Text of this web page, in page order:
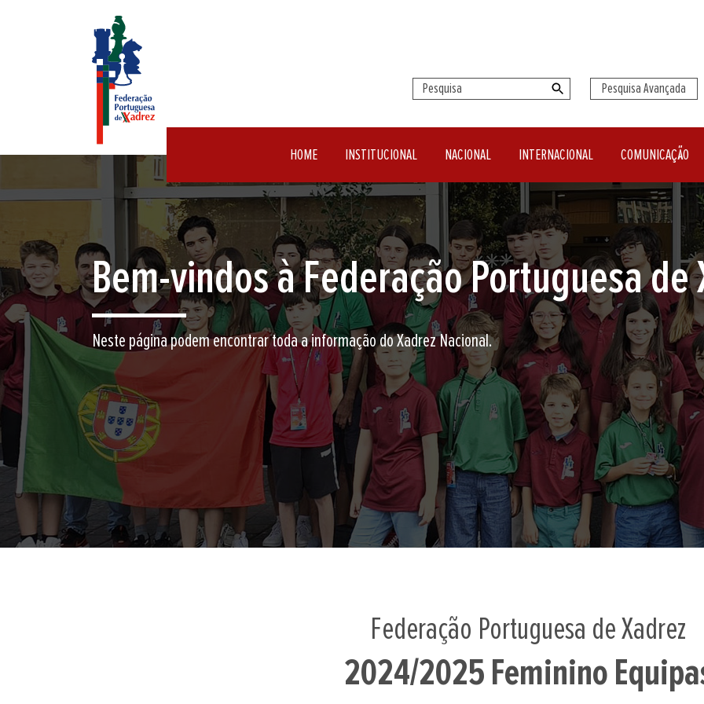
Pesquisa Avançada
HOME INSTITUCIONAL NACIONAL INTERNACIONAL COMUNICAÇÃO
Encontre aqui o seu clube de Xadrez
Junte-se a nós neste jogo milenar
Federação Portuguesa de Xadrez
2024/2025 Feminino